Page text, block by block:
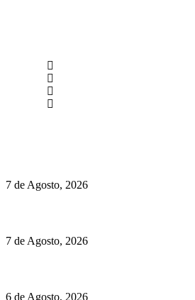
7 de Agosto, 2026
7 de Agosto, 2026
6 de Agosto, 2026